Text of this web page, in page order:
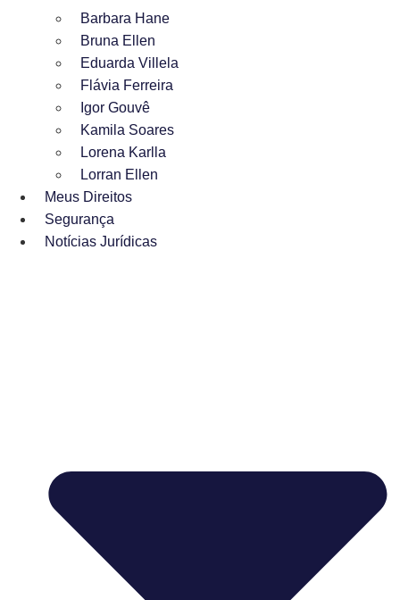
Barbara Hane
Bruna Ellen
Eduarda Villela
Flávia Ferreira
Igor Gouvê
Kamila Soares
Lorena Karlla
Lorran Ellen
Meus Direitos
Segurança
Notícias Jurídicas